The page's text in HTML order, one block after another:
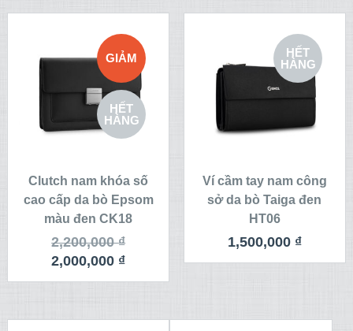
GIẢM
GIÁ!
HẾT
HÀNG
Clutch nam khóa số
cao cấp da bò Epsom
màu đen CK18
2,200,000₫
2,000,000 ₫
HẾT
HÀNG
Ví cầm tay nam công
sở da bò Taiga đen
HT06
1,500,000 ₫